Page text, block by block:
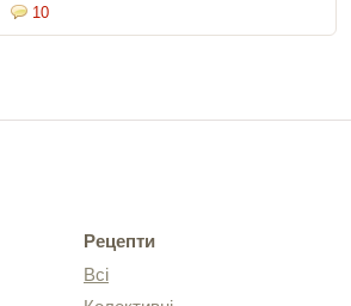
10
Рецепти
Всі